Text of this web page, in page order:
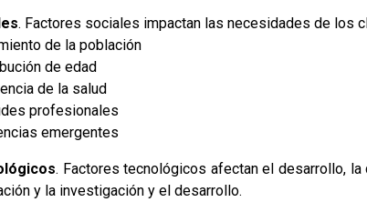
. Factores sociales impactan las necesidades de los
de la población
de edad
de la salud
profesionales
emergentes
. Factores tecnológicos afectan el desarrollo,
y la investigación y el desarrollo.